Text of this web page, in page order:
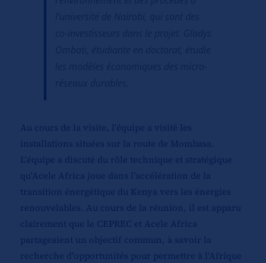
Au cours de la visite, l'équipe a visité les
installations situées sur la route de Mombasa.
L'équipe a discuté du rôle technique et stratégique
qu'Acele Africa joue dans l'accélération de la
transition énergétique du Kenya vers les énergies
renouvelables. Au cours de la réunion, il est apparu
clairement que le CEPREC et Acele Africa
partageaient un objectif commun, à savoir la
recherche d'opportunités pour permettre à l'Afrique